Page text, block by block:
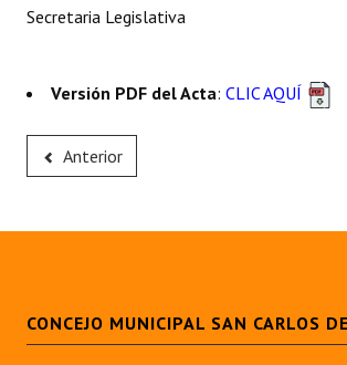
Secretaria Legislativa
Versión PDF del Acta: CLIC AQUÍ
Anterior
CONCEJO MUNICIPAL SAN CARLOS